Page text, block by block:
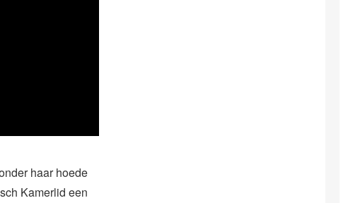
haar hoede
Kamerlid een